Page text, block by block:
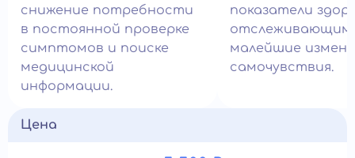
снижение потребности
в постоянной проверке
симптомов и поиске
медицинской
информации.
показатели
отслеживающим
малейшие
самочувствия.
Цена